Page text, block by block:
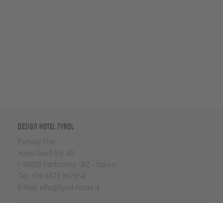
Design Hotel Tyrol
Familie Frei
Hans-Guet-Str. 40
I-39020 Partschins - BZ - Italien
Tel. +39 0473 967654
E-Mail: info@tyrol-hotel.it